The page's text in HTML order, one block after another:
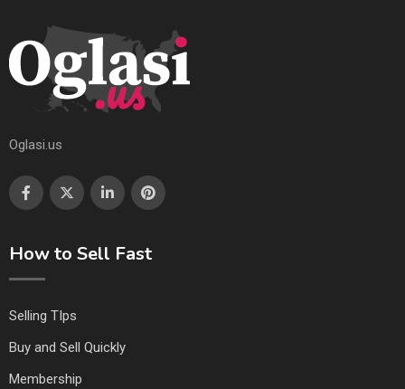
Oglasi.us
How to Sell Fast
Selling TIps
Buy and Sell Quickly
Membership